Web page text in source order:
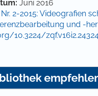
Juni 2016
Nr. 2-2015: Videografien
und -
10.3224/